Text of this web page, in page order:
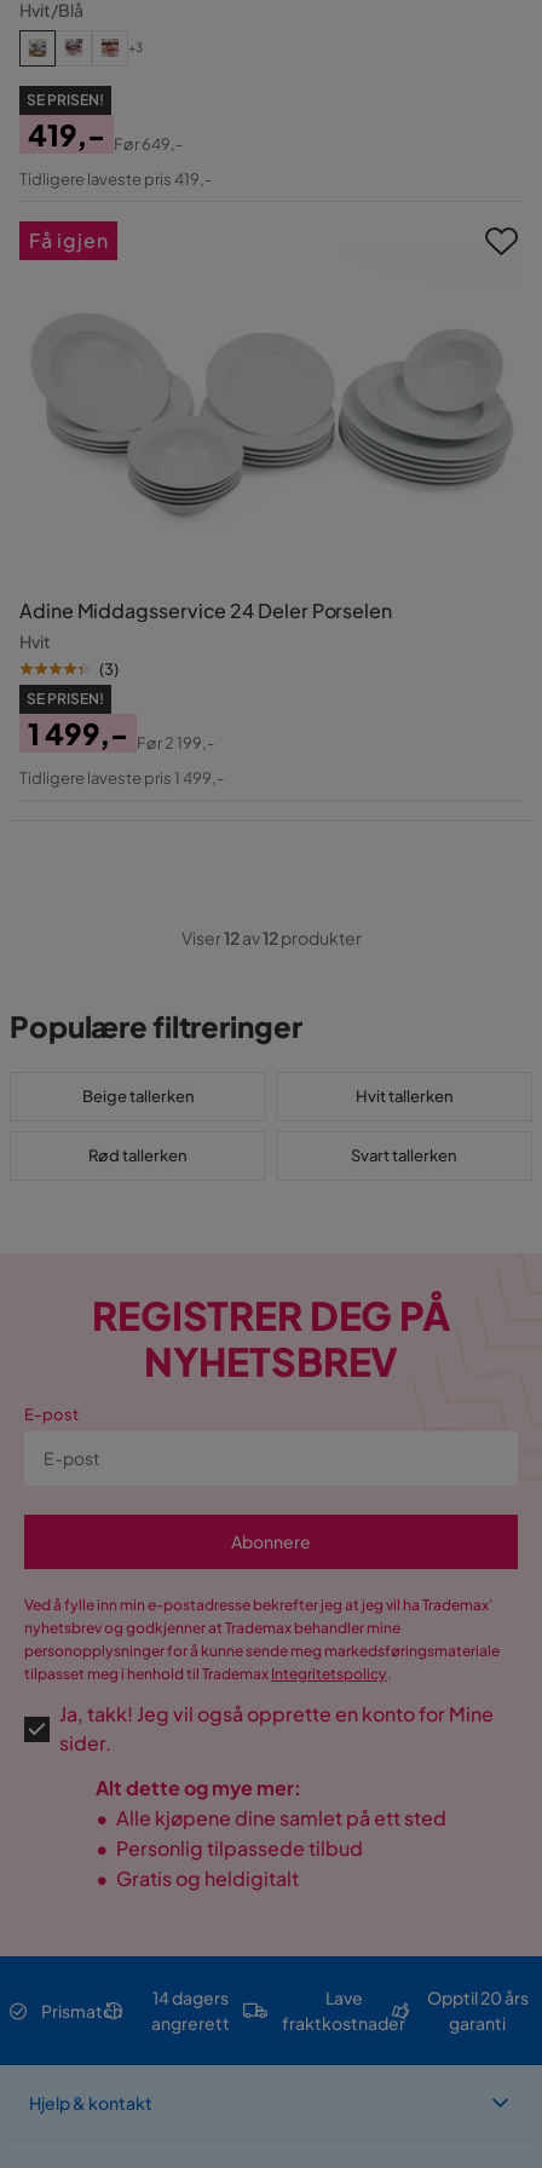
Hvit/Blå
+3
SE PRISEN!
Pris
419,-
Original
Før649,-
Tidligere laveste pris 419,-
Adine Middagsservice 24 Deler Porselen
Hvit
(3)
SE PRISEN!
Pris
1 499,-
Original
Før2 199,-
Tidligere laveste pris 1 499,-
Få igjen
Viser12av12produkter
Populære filtreringer
Beige tallerken Hvit tallerken
Rød tallerken Svart tallerken
REGISTRER DEG PÅ
NYHETSBREV
E-post
Abonnere
Ved å fylle inn min e-postadresse bekrefter jeg at jeg vil ha Trademax’
nyhetsbrev og godkjenner at Trademax behandler mine
personopplysninger for å kunne sende meg markedsføringsmateriale
tilpasset meg i henhold til Trademax Integritetspolicy.
Ja, takk! Jeg vil også opprette en konto for Mine
sider.
Alt dette og mye mer:
• Alle kjøpene dine samlet på ett sted
• Personlig tilpassede tilbud
• Gratis og heldigitalt
Prismatch
14 dagers
angrerett
Lave
fraktkostnader
Opptil 20 års
garanti
Hjelp & kontakt